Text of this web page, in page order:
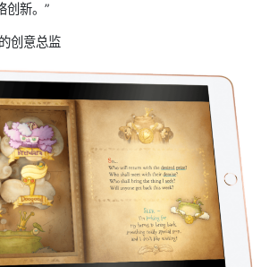
创新。”
创意总监